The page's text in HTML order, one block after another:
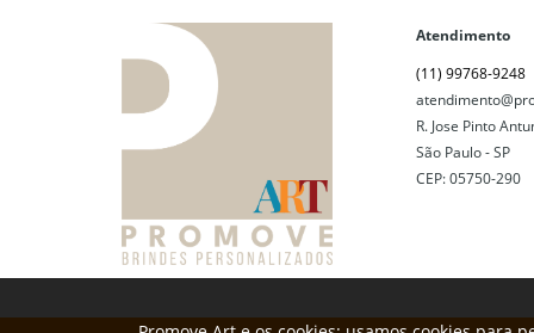
CHÁ
ROSA CLARO
VERMELHO ESCURO
METÁLICA
BRANCO 1
Atendimento
(11) 99768-9248
R. Jose Pinto
São Paulo - SP
CEP: 05750-290